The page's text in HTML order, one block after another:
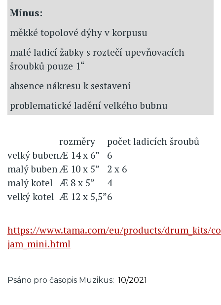
Mínus:
měkké topolové dýhy v korpusu
malé ladicí žabky s roztečí upevňovacích
šroubků pouze 1“
absence nákresu k sestavení
problematické ladění velkého bubnu
rozměry
počet ladicích šroubů
velký bubenÆ 14 x 6”
6
malý bubenÆ 10 x 5”
2 x 6
malý kotel Æ 8 x 5”
4
velký kotel Æ 12 x 5,5”6
https://www.tama.com/eu/products/drum_kits/
jam_mini.html
Psáno pro časopis Muzikus 10/2021